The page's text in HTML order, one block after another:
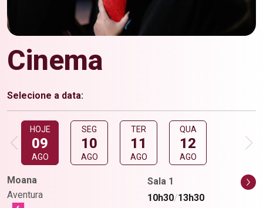
Cinema
Pular para sessões
Selecione a data:
HOJE
09
AGO
SEG
10
AGO
TER
11
AGO
QUA
12
AGO
Moana
Aventura
Sala 1
10h30/13h30